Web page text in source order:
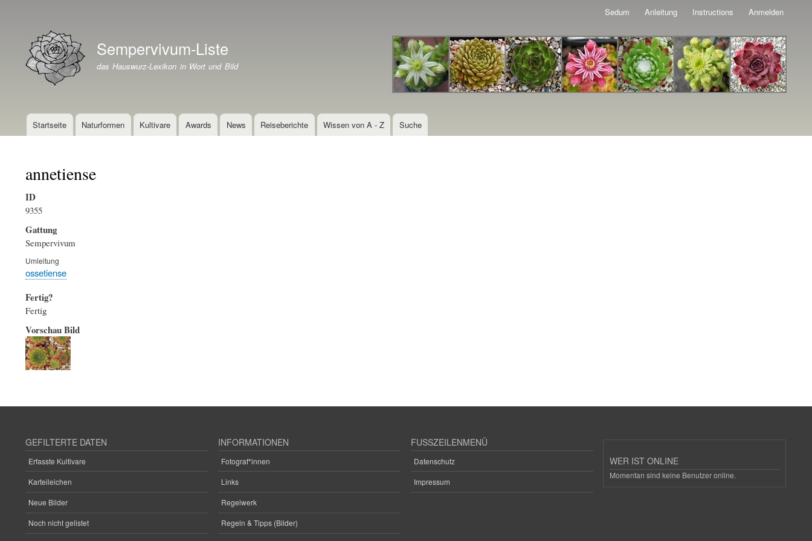
Inhalt
Sedum Anleitung Instructions Anmelden
Branding der WebsiteSempervivum-Liste
das Hauswurz-Lexikon in Wort und Bild
Hauptnavigation
Startseite Naturformen Kultivare Awards News Reiseberichte Wissen von A - Z Suche
annetiense
ID
9355
Gattung
Sempervivum
Umleitung
ossetiense
Fertig?
Fertig
Vorschau Bild
GEFILTERTE DATEN
Erfasste Kultivare
Karteileichen
Neue Bilder
Noch nicht gelistet
INFORMATIONEN
Fotograf*innen
Links
Regelwerk
Regeln & Tipps (Bilder)
FUSSZEILENMENÜ
Datenschutz
Impressum
WER IST ONLINE
Momentan sind keine Benutzer online.